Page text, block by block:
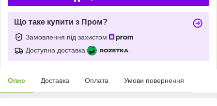
Що таке купити з Пром?
Замовлення під захистом
Доступна доставка
Опис Доставка Оплата Умови повернення